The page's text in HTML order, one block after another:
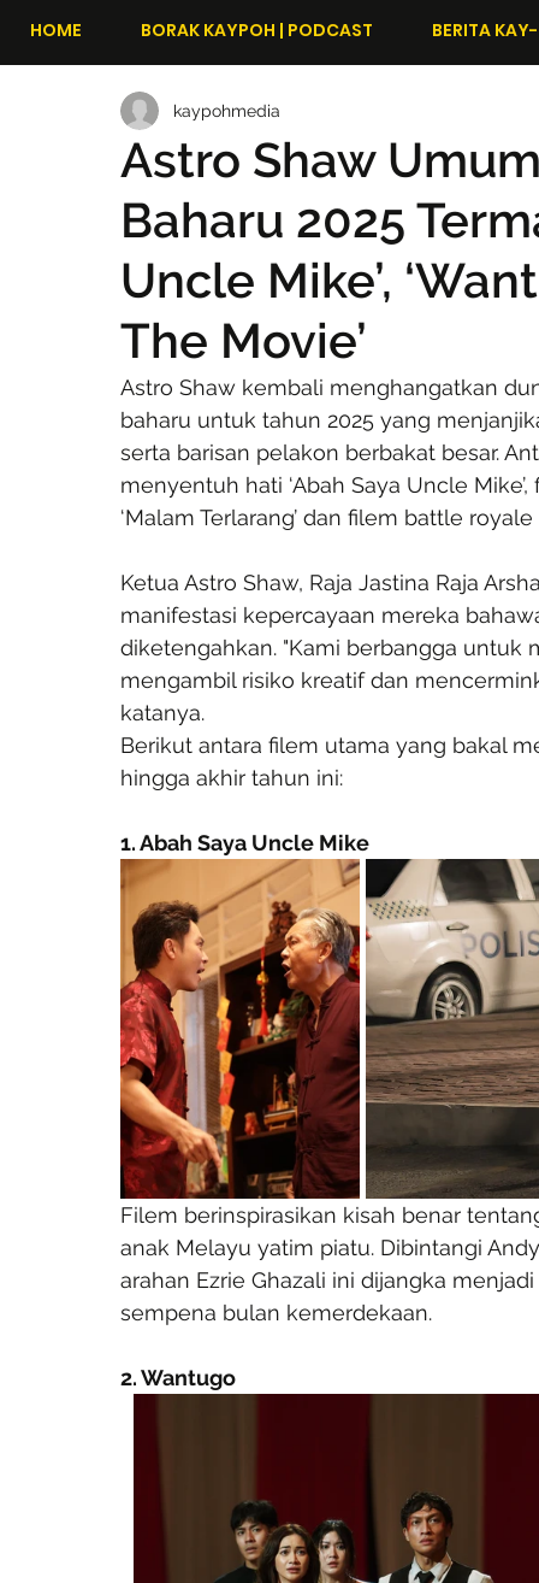
HOME BORAK KAYPOH | PODCAST BERITA
Astro Shaw
Baharu 2025
Uncle Mike’,
The Movie’
kaypohmedia
Astro Shaw kembali menghangatkan
baharu untuk tahun 2025 yang
serta barisan pelakon berbakat besar.
menyentuh hati ‘Abah Saya Uncle
‘Malam Terlarang’ dan filem battle royale
Ketua Astro Shaw, Raja Jastina Raja
manifestasi kepercayaan mereka
diketengahkan. "Kami berbangga
mengambil risiko kreatif dan
katanya.
Berikut antara filem utama yang bakal
hingga akhir tahun ini:
1. Abah Saya Uncle Mike
Filem berinspirasikan kisah benar
anak Melayu yatim piatu. Dibintangi
arahan Ezrie Ghazali ini dijangka
sempena bulan kemerdekaan.
2. Wantugo